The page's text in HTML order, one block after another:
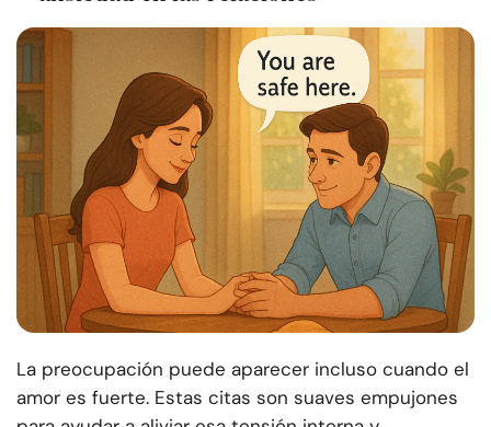
La preocupación puede aparecer incluso cuando el
amor es fuerte. Estas citas son suaves empujones